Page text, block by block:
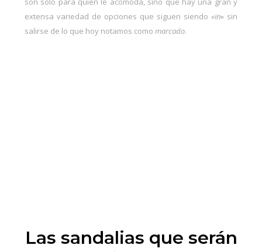
extensa variedad de opciones que siguen siendo «in» sin
salirse de lo que hoy notamos como marcado.
Las sandalias que serán